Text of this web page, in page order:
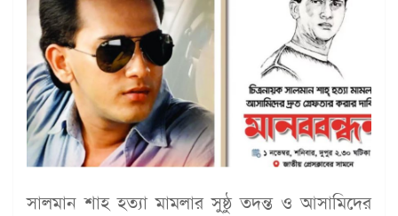
সালমান শাহ হত্যা মামলার সুষ্ঠু তদন্ত ও আসামিদের